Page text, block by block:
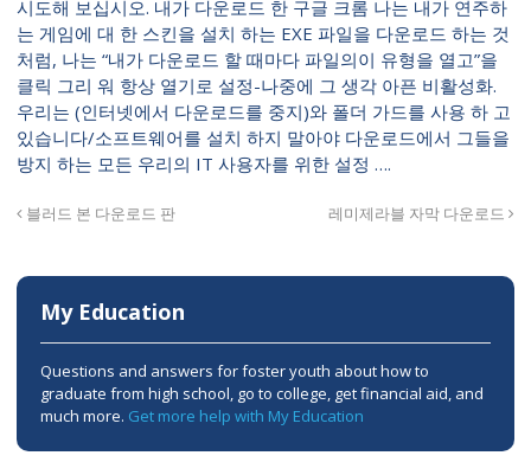
시도해 보십시오. 내가 다운로드 한 구글 크롬 나는 내가 연주하
는 게임에 대 한 스킨을 설치 하는 EXE 파일을 다운로드 하는 것
처럼, 나는 “내가 다운로드 할 때마다 파일의이 유형을 열고”을
클릭 그리 워 항상 열기로 설정-나중에 그 생각 아픈 비활성화.
우리는 (인터넷에서 다운로드를 중지)와 폴더 가드를 사용 하 고
있습니다/소프트웨어를 설치 하지 말아야 다운로드에서 그들을
방지 하는 모든 우리의 IT 사용자를 위한 설정 ….
블러드 본 다운로드 판 레미제라블 자막 다운로드
My Education
Questions and answers for foster youth about how to
graduate from high school, go to college, get financial aid, and
much more. Get more help with My Education